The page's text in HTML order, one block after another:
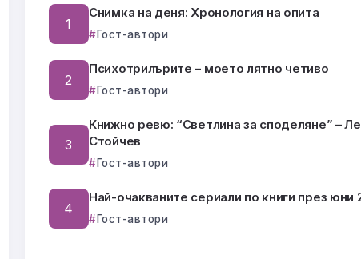
Снимка на деня: Хронология на опита
Гост-автори
Психотрилърите – моето лятно четиво
Гост-автори
Книжно ревю: “Светлина за споделяне” –
Стойчев
Гост-автори
Най-очакваните сериали по книги през юни
Гост-автори